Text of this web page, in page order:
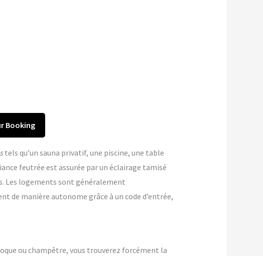
Booking
tels qu’un sauna privatif, une piscine, une table
feutrée est assurée par un éclairage tamisé
Les logements sont généralement
de manière autonome grâce à un code d’entrée,
ou champêtre, vous trouverez forcément la